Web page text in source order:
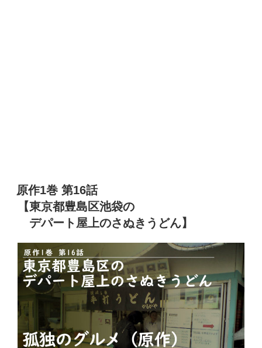
原作1巻 第16話
【東京都豊島区池袋の
デパート屋上のさぬきうどん】